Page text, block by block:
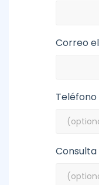
Correo
Teléfono
Consulta